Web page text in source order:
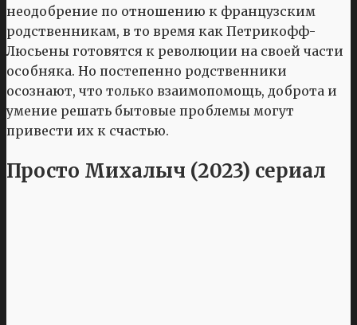
неодобрение по отношению к французским
родственникам, в то время как Петрикофф-
Люсьены готовятся к революции на своей части
особняка. Но постепенно родственники
осознают, что только взаимопомощь, доброта и
умение решать бытовые проблемы могут
привести их к счастью.
Просто Михалыч (2023) сериал